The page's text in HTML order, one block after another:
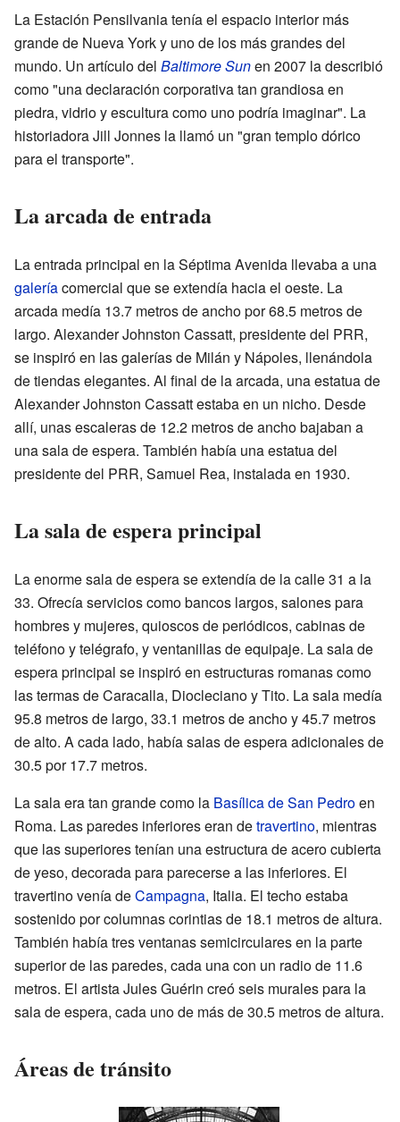
La Estación Pensilvania tenía el espacio interior más
grande de Nueva York y uno de los más grandes del
mundo. Un artículo del Baltimore Sunen 2007 la describió
como "una declaración corporativa tan grandiosa en
piedra, vidrio y escultura como uno podría imaginar". La
historiadora Jill Jonnes la llamó un "gran templo dórico
para el transporte".
La arcada de entrada
La entrada principal en la Séptima Avenida llevaba a una
galeríacomercial que se extendía hacia el oeste. La
arcada medía 13.7 metros de ancho por 68.5 metros de
largo. Alexander Johnston Cassatt, presidente del PRR,
se inspiró en las galerías de Milán y Nápoles, llenándola
de tiendas elegantes. Al final de la arcada, una estatua de
Alexander Johnston Cassatt estaba en un nicho. Desde
allí, unas escaleras de 12.2 metros de ancho bajaban a
una sala de espera. También había una estatua del
presidente del PRR, Samuel Rea, instalada en 1930.
La sala de espera principal
La enorme sala de espera se extendía de la calle 31 a la
33. Ofrecía servicios como bancos largos, salones para
hombres y mujeres, quioscos de periódicos, cabinas de
teléfono y telégrafo, y ventanillas de equipaje. La sala de
espera principal se inspiró en estructuras romanas como
las termas de Caracalla, Diocleciano y Tito. La sala medía
95.8 metros de largo, 33.1 metros de ancho y 45.7 metros
de alto. A cada lado, había salas de espera adicionales de
30.5 por 17.7 metros.
La sala era tan grande como la Basílica de San Pedroen
Roma. Las paredes inferiores eran detravertino, mientras
que las superiores tenían una estructura de acero cubierta
de yeso, decorada para parecerse a las inferiores. El
travertino venía deCampagna, Italia. El techo estaba
sostenido por columnas corintias de 18.1 metros de altura.
También había tres ventanas semicirculares en la parte
superior de las paredes, cada una con un radio de 11.6
metros. El artista Jules Guérin creó seis murales para la
sala de espera, cada uno de más de 30.5 metros de altura.
Áreas de tránsito